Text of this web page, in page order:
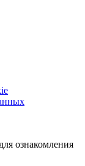
ознакомления